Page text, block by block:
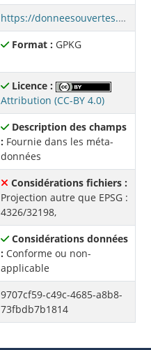
https://donneesouvertes.affmunqc.net/role/ROLE2025_GEOPACKAGE.zip
Format : GPKG
Licence :
Attribution (CC-BY 4.0)
Description des champs
: Fournie dans les méta-
données
Considérations fichiers :
Projection autre que EPSG :
4326/32198,
Considérations données
: Conforme ou non-
applicable
9707cf59-c49c-4685-a8b8-
73fbdb7b1814